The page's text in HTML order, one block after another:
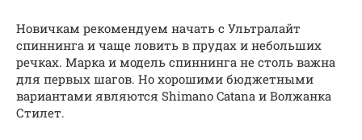
Новичкам рекомендуем начать с Ультралайт
спиннинга и чаще ловить в прудах и небольших
речках. Марка и модель спиннинга не столь важна
для первых шагов. Но хорошими бюджетными
вариантами являются Shimano Catana и Волжанка
Стилет.